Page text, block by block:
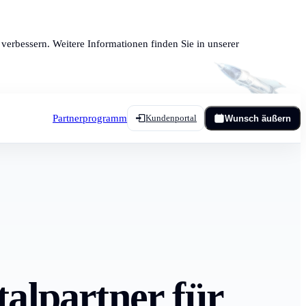
Weitere Informationen finden Sie in unserer
Partnerprogramm Kundenportal Wunsch äußern